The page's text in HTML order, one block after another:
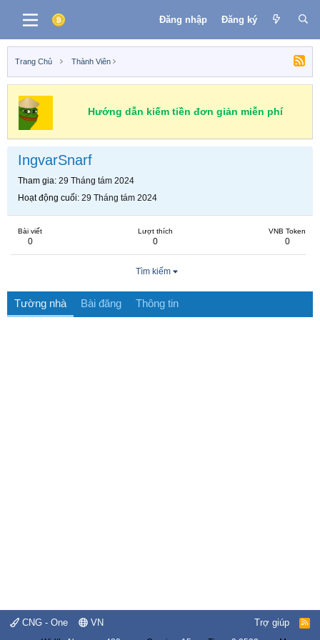
Đăng nhập Đăng ký
Trang Chủ Thành Viên
Hướng dẫn kiếm tiền đơn giản miễn phí
IngvarSnarf
Tham gia 29 Tháng tám 2024
Hoạt động cuối 29 Tháng tám 2024
Bài viết
0
Lượt thích
0
VNB Token
0
Tìm kiếm
Tường nhà Bài đăng Thông tin
CNG - One VN Trợ giúp
R